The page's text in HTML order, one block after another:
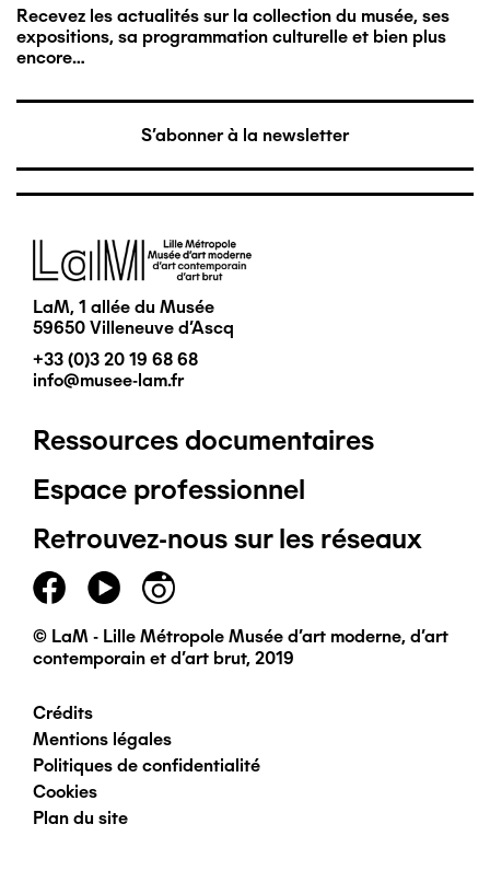
Recevez les actualités sur la collection du musée, ses
expositions, sa programmation culturelle et bien plus
encore…
S'abonner à la newsletter
Image
LaM, 1 allée du Musée
59650 Villeneuve d'Ascq
+33 (0)3 20 19 68 68
info@musee-lam.fr
Pied
de
page
principal
Ressources documentaires
Espace professionnel
Retrouvez-nous sur les réseaux
© LaM - Lille Métropole Musée d'art moderne, d'art
contemporain et d'art brut, 2019
Pied
de
page
Crédits
Mentions légales
Politiques de confidentialité
Cookies
Plan du site